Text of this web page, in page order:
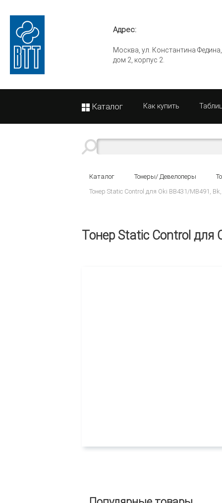
Адрес:
Москва, ул. Константина Федина,
дом 2, корпус 2.
Каталог Как купить
Каталог Тонеры/ Девелоперы
Тонер Static Control для Oki BB431/MB491,
Тонер Static Control для